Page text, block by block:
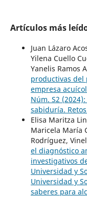
Artículos más
Juan Lázaro
Yilena Cuello
Yanelis Ramos
productivas del
empresa
Núm. S2
sabiduría.
Elisa Maritza
Maricela María
Rodríguez,
el diagnóstico
investigativos
Universidad y
Universidad y
saberes para